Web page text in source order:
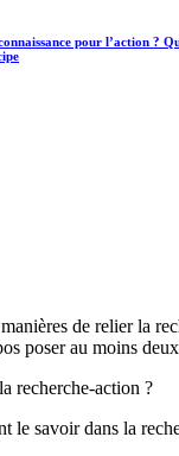
pour l’action ?
de relier la
poser au moins
recherche-action ?
le savoir dans la